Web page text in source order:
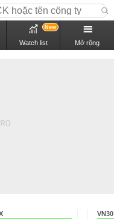
Watch list
New
Mở rộng
VN30